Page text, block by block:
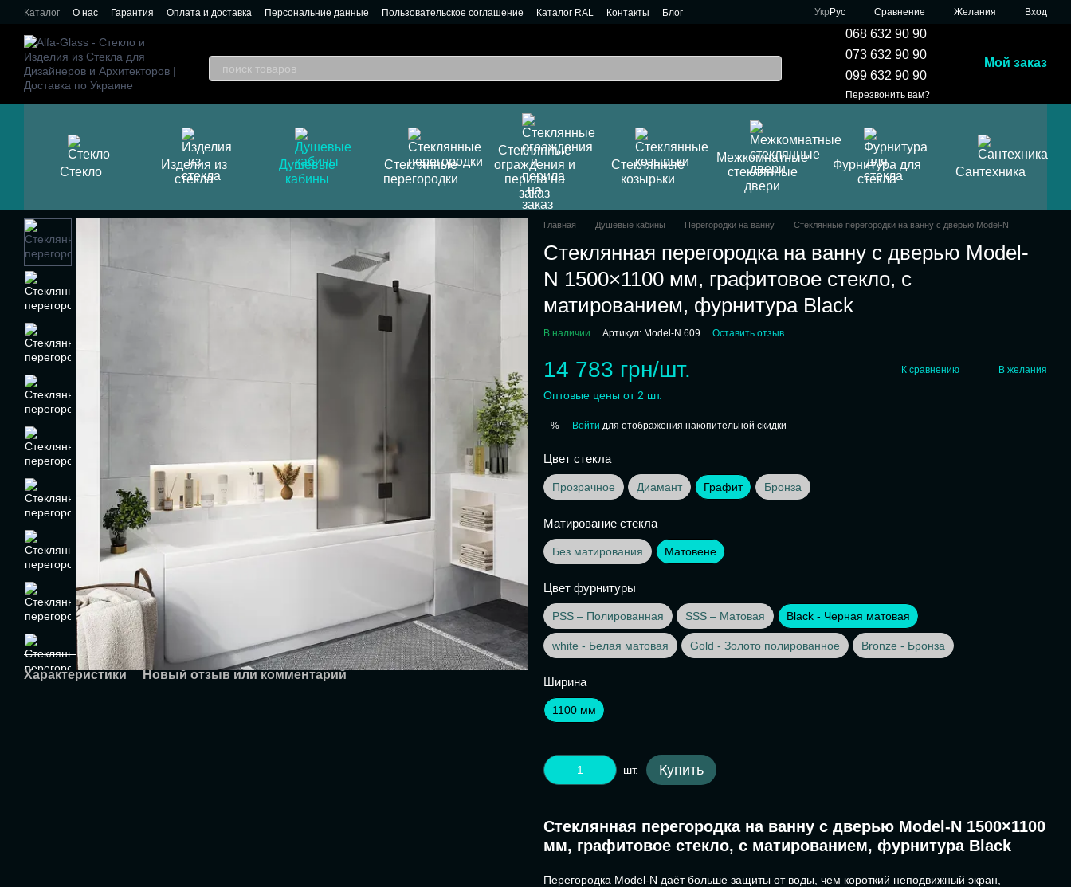
Перейти к основному контенту
Каталог О нас Гарантия Оплата и доставка Персональние данные Пользовательское соглашение Каталог RAL Контакты Блог Укр Рус Сравнение Желания Вход
068 632 90 90
073 632 90 90
099 632 90 90
Перезвонить вам?
Мой заказ
Стекло
Изделия из
стекла
Душевые
кабины
Стеклянные
перегородки
Стеклянные
ограждения и
перила на
заказ
Стеклянные
козырьки
Межкомнатные
стеклянные
двери
Фурнитура для
стекла
Сантехника
Характеристики Новый отзыв или комментарий
Главная Душевые кабины Перегородки на ванну Стеклянные перегородки на ванну с дверью Model-N
Стеклянная перегородка на ванну с дверью Model-
N 1500×1100 мм, графитовое стекло, с
матированием, фурнитура Black
В наличии Артикул: Model-N.609 Оставить отзыв
14 783 грн/шт. К сравнению В желания
Оптовые цены от 2 шт.
% Войти для отображения накопительной скидки
Цвет стекла
Прозрачное Диамант Графит Бронза
Матирование стекла
Без матирования Матовене
Цвет фурнитуры
PSS – Полированная SSS – Матовая Black - Черная матовая
white - Белая матовая Gold - Золото полированное Bronze - Бронза
Ширина
1100 мм
шт. Купить
Стеклянная перегородка на ванну с дверью Model-N 1500×1100
мм, графитовое стекло, с матированием, фурнитура Black
Перегородка Model-N даёт больше защиты от воды, чем короткий неподвижный экран,